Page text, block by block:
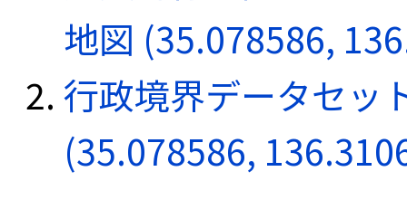
地図 (35.078586,
行政境界データセッ
(35.078586,